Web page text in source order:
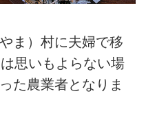
ま）村に夫婦で移
思いもよらない場
た農業者となりま